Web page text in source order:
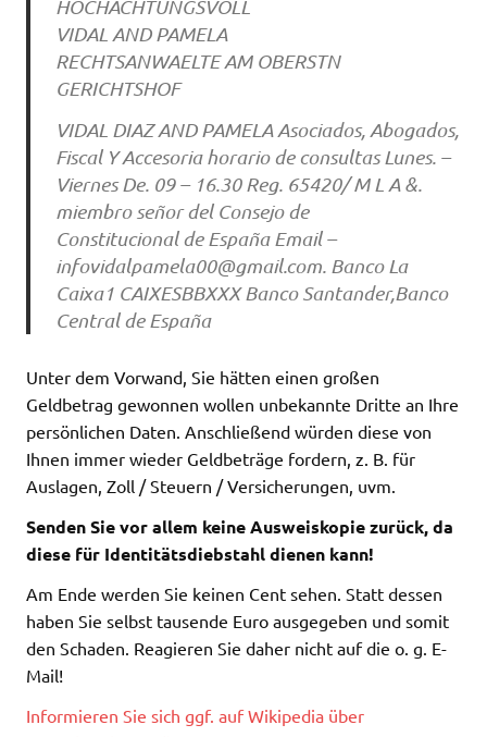
HOCHACHTUNGSVOLL
VIDAL AND PAMELA
RECHTSANWAELTE AM OBERSTN
GERICHTSHOF
VIDAL DIAZ AND PAMELA Asociados, Abogados,
Fiscal Y Accesoria horario de consultas Lunes. –
Viernes De. 09 – 16.30 Reg. 65420/ M L A &.
miembro señor del Consejo de
Constitucional de España Email –
infovidalpamela00@gmail.com. Banco La
Caixa1 CAIXESBBXXX Banco Santander,Banco
Central de España
Unter dem Vorwand, Sie hätten einen großen
Geldbetrag gewonnen wollen unbekannte Dritte an Ihre
persönlichen Daten. Anschließend würden diese von
Ihnen immer wieder Geldbeträge fordern, z. B. für
Auslagen, Zoll / Steuern / Versicherungen, uvm.
Senden Sie vor allem keine Ausweiskopie zurück, da
diese für Identitätsdiebstahl dienen kann!
Am Ende werden Sie keinen Cent sehen. Statt dessen
haben Sie selbst tausende Euro ausgegeben und somit
den Schaden. Reagieren Sie daher nicht auf die o. g. E-
Mail!
Informieren Sie sich ggf. auf Wikipedia über